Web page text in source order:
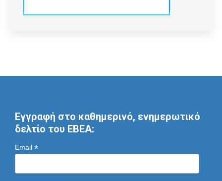
Εγγραφή στο καθημερινό, ενημερωτικό
δελτίο του ΕΒΕΑ:
Email *